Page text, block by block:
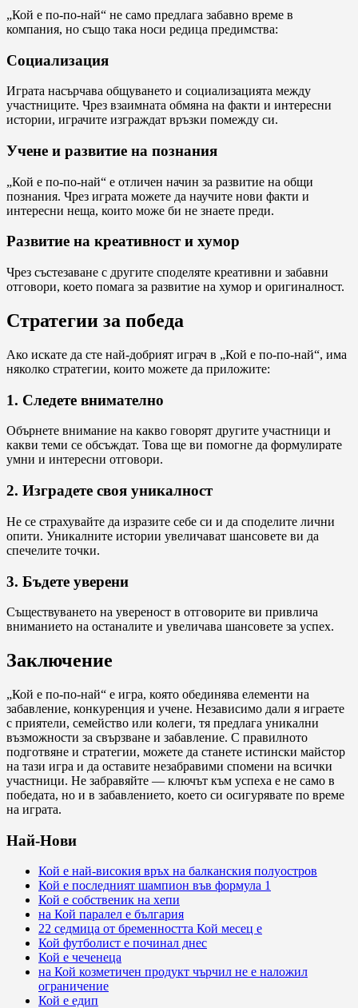
„Кой е по-по-най“ не само предлага забавно време в
компания, но също така носи редица предимства:
Социализация
Играта насърчава общуването и социализацията между
участниците. Чрез взаимната обмяна на факти и интересни
истории, играчите изграждат връзки помежду си.
Учене и развитие на познания
„Кой е по-по-най“ е отличен начин за развитие на общи
познания. Чрез играта можете да научите нови факти и
интересни неща, които може би не знаете преди.
Развитие на креативност и хумор
Чрез състезаване с другите споделяте креативни и забавни
отговори, което помага за развитие на хумор и оригиналност.
Стратегии за победа
Ако искате да сте най-добрият играч в „Кой е по-по-най“, има
няколко стратегии, които можете да приложите:
1. Следете внимателно
Обърнете внимание на какво говорят другите участници и
какви теми се обсъждат. Това ще ви помогне да формулирате
умни и интересни отговори.
2. Изградете своя уникалност
Не се страхувайте да изразите себе си и да споделите лични
опити. Уникалните истории увеличават шансовете ви да
спечелите точки.
3. Бъдете уверени
Съществуването на увереност в отговорите ви привлича
вниманието на останалите и увеличава шансовете за успех.
Заключение
„Кой е по-по-най“ е игра, която обединява елементи на
забавление, конкуренция и учене. Независимо дали я играете
с приятели, семейство или колеги, тя предлага уникални
възможности за свързване и забавление. С правилното
подготвяне и стратегии, можете да станете истински майстор
на тази игра и да оставите незабравими спомени на всички
участници. Не забравяйте — ключът към успеха е не само в
победата, но и в забавлението, което си осигурявате по време
на играта.
Най-Нови
Кой е най-високия връх на балканския полуостров
Кой е последният шампион във формула 1
Кой е собственик на хепи
на Кой паралел е българия
22 седмица от бременността Кой месец е
Кой футболист е починал днес
Кой е чеченеца
на Кой козметичен продукт чърчил не е наложил
ограничение
Кой е едип